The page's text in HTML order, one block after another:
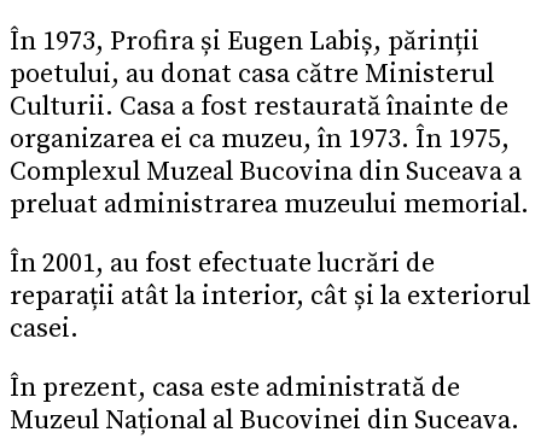
În 1973, Profira și Eugen Labiș, părinții
poetului, au donat casa către Ministerul
Culturii. Casa a fost restaurată înainte de
organizarea ei ca muzeu, în 1973. În 1975,
Complexul Muzeal Bucovina din Suceava a
preluat administrarea muzeului memorial.
În 2001, au fost efectuate lucrări de
reparații atât la interior, cât și la exteriorul
casei.
În prezent, casa este administrată de
Muzeul Național al Bucovinei din Suceava.